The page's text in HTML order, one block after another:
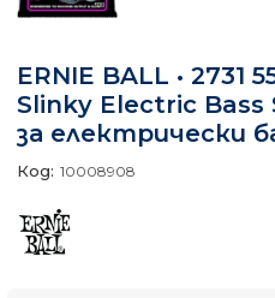
ERNIE BALL • 2731
Slinky Electric
за електрически
Код: 10008908